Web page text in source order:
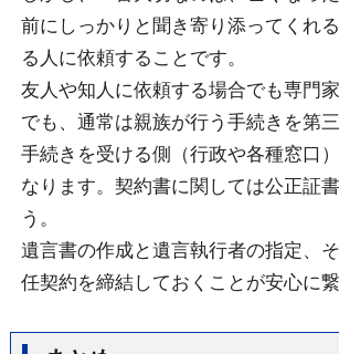
前にしっかりと聞き寄り添ってくれ
る人に依頼することです。
友人や知人に依頼する場合でも専門
でも、通常は親族が行う手続きを第
手続きを受ける側（行政や各種窓口
なります。契約書に関しては公正証
う。
遺言書の作成と遺言執行者の指定、
任契約を締結しておくことが安心に繋